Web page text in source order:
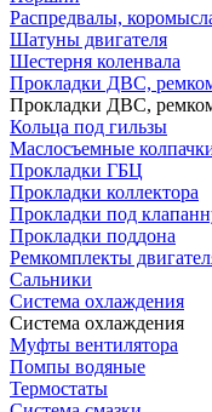
Распредвалы,
Шатуны двигателя
Шестерня коленвала
Прокладки ДВС,
Прокладки ДВС,
Кольца под гильзы
Маслосъемные
Прокладки ГБЦ
Прокладки коллектора
Прокладки под
Прокладки поддона
Ремкомплекты
Сальники
Система охлаждения
Система охлаждения
Муфты вентилятора
Помпы водяные
Термостаты